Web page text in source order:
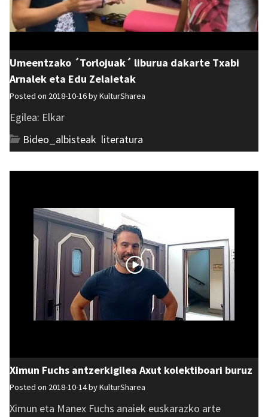
Umeentzako ´Torlojuak´ liburua dakarte Txabi
Arnalek eta Edu Zelaietak
Posted on 2018-10-16 byKulturSharea
Egilea: Elkar
Bideo_albisteak literatura
Ximun Fuchs antzerkigilea Axut kolektiboari buruz
Posted on 2018-10-14 byKulturSharea
Ximun eta Manex Fuchs anaiek euskarazko arte